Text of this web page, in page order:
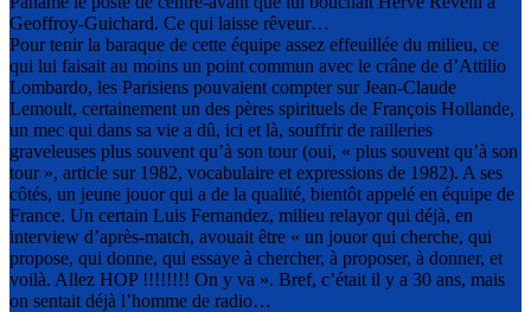
Geoffroy-Guichard. Ce qui laisse rêveur…
Pour tenir la baraque de cette équipe assez effeuillée du milieu, ce
qui lui faisait au moins un point commun avec le crâne de d’Attilio
Lombardo, les Parisiens pouvaient compter sur Jean-Claude
Lemoult, certainement un des pères spirituels de François Hollande,
un mec qui dans sa vie a dû, ici et là, souffrir de railleries
graveleuses plus souvent qu’à son tour (oui, « plus souvent qu’à son
tour », article sur 1982, vocabulaire et expressions de 1982). A ses
côtés, un jeune jouor qui a de la qualité, bientôt appelé en équipe de
France. Un certain Luis Fernandez, milieu relayor qui déjà, en
interview d’après-match, avouait être « un jouor qui cherche, qui
propose, qui donne, qui essaye à chercher, à proposer, à donner, et
voilà. Allez HOP !!!!!!!! On y va ». Bref, c’était il y a 30 ans, mais
on sentait déjà l’homme de radio…